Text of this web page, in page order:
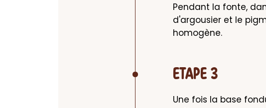
Pendant la fonte,
d'argousier et le
homogène.
ETAPE 3
Une fois la base